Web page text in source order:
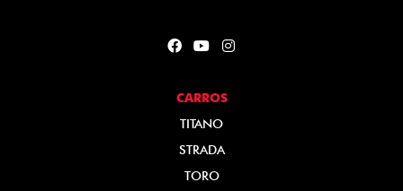
CARROS
TITANO
STRADA
TORO